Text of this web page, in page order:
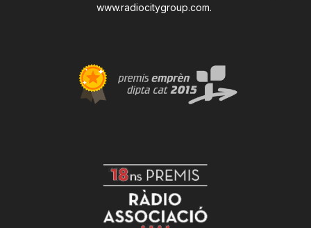
www.radiocitygroup.com.